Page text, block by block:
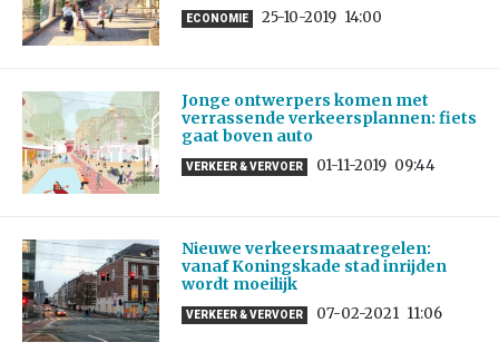
ECONOMIE 25-10-2019 14:00
Jonge ontwerpers komen met
verrassende verkeersplannen: fiets
gaat boven auto
VERKEER & VERVOER 01-11-2019 09:44
Nieuwe verkeersmaatregelen:
vanaf Koningskade stad inrijden
wordt moeilijk
VERKEER & VERVOER 07-02-2021 11:06